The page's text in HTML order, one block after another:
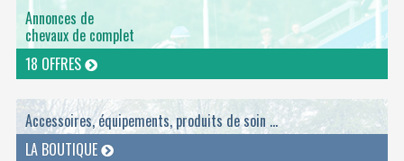
Annonces de
chevaux de complet
18 OFFRES
Accessoires, équipements, produits de soin ...
LA BOUTIQUE